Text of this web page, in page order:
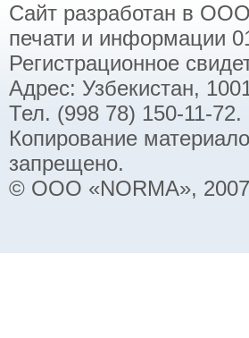
Сайт разработан в ООО
печати и информации
Регистрационное
Адрес: Узбекистан,
Тел. (998 78) 150-11-
Копирование
запрещено.
© ООО «NORMA»,